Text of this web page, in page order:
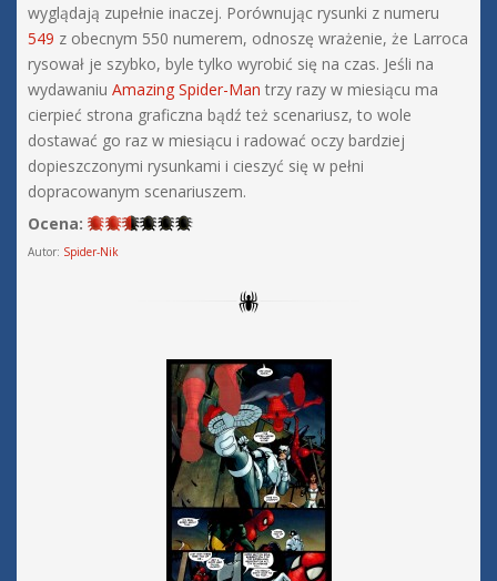
wyglądają zupełnie inaczej. Porównując rysunki z numeru
549 z obecnym 550 numerem, odnoszę wrażenie, że Larroca
rysował je szybko, byle tylko wyrobić się na czas. Jeśli na
wydawaniu Amazing Spider-Man trzy razy w miesiącu ma
cierpieć strona graficzna bądź też scenariusz, to wole
dostawać go raz w miesiącu i radować oczy bardziej
dopieszczonymi rysunkami i cieszyć się w pełni
dopracowanym scenariuszem.
Ocena:
Autor: Spider-Nik